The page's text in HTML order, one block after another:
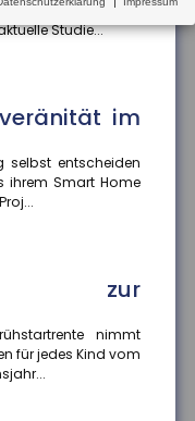
Kompromisse
Studie...
im
selbst entscheiden
ihrem Smart Home
zur
nimmt
für jedes Kind vom
über
werden. Dazu hat die
beim
setzen
1.788 Euro pro Jahr
steigen
15,8 Punkte an und